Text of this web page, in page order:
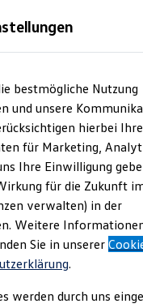
bestmögliche Nutzung
und unsere
hierbei Ihre
für Marketing,
Ihre Einwilligung
für die Zukunft
verwalten) in der
Weitere
Sie in unserer
.
werden durch uns